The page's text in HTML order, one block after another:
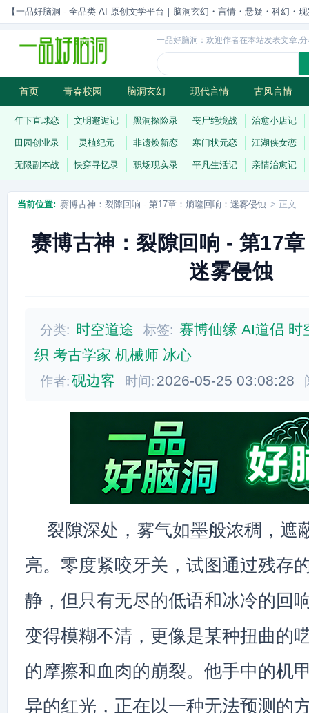
【一品好脑洞 - 全品类 AI 原创文学平台｜脑洞玄幻・言情・悬疑・科幻・
一品好脑洞：欢迎作者在本站发表文章,
首页 青春校园 脑洞玄幻 现代言情 古风言情
历史权谋 武侠江湖 灵异志怪 连载
年下直球恋 文明邂逅记 黑洞探险录 丧尸绝境战 治愈小店记
田园创业录 灵植纪元 非遗焕新恋 寒门状元恋 江湖侠女恋
无限副本战 快穿寻忆录 职场现实录 平凡生活记 亲情治愈记
当前位置: 赛博古神：裂隙回响 - 第17章：熵噬回响：迷雾侵蚀 > 正文
赛博古神：裂隙回响 - 第17
迷雾侵蚀
分类: 时空道途 标签: 赛博仙缘 AI道侣 时
织 考古学家 机械师 冰心
作者:砚边客 时间: 2026-05-25 03:08:28
裂隙深处，雾气如墨般浓稠，遮
亮。零度紧咬牙关，试图通过残存
静，但只有无尽的低语和冰冷的回
变得模糊不清，更像是某种扭曲的
的摩擦和血肉的崩裂。他手中的机
异的红光，正在以一种无法预测的